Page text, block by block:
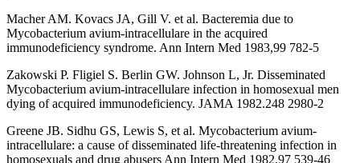
Macher AM. Kovacs JA, Gill V. et al. Bacteremia due to
Mycobacterium avium-intracellulare in the acquired
immunodeficiency syndrome. Ann Intern Med 1983,99 782-5
Zakowski P. Fligiel S. Berlin GW. Johnson L, Jr. Disseminated
Mycobacterium avium-intracellulare infection in homosexual men
dying of acquired immunodeficiency. JAMA 1982.248 2980-2
Greene JB. Sidhu GS, Lewis S, et al. Mycobacterium avium-
intracellulare: a cause of disseminated life-threatening infection in
homosexuals and drug abusers Ann Intern Med 1982.97 539-46